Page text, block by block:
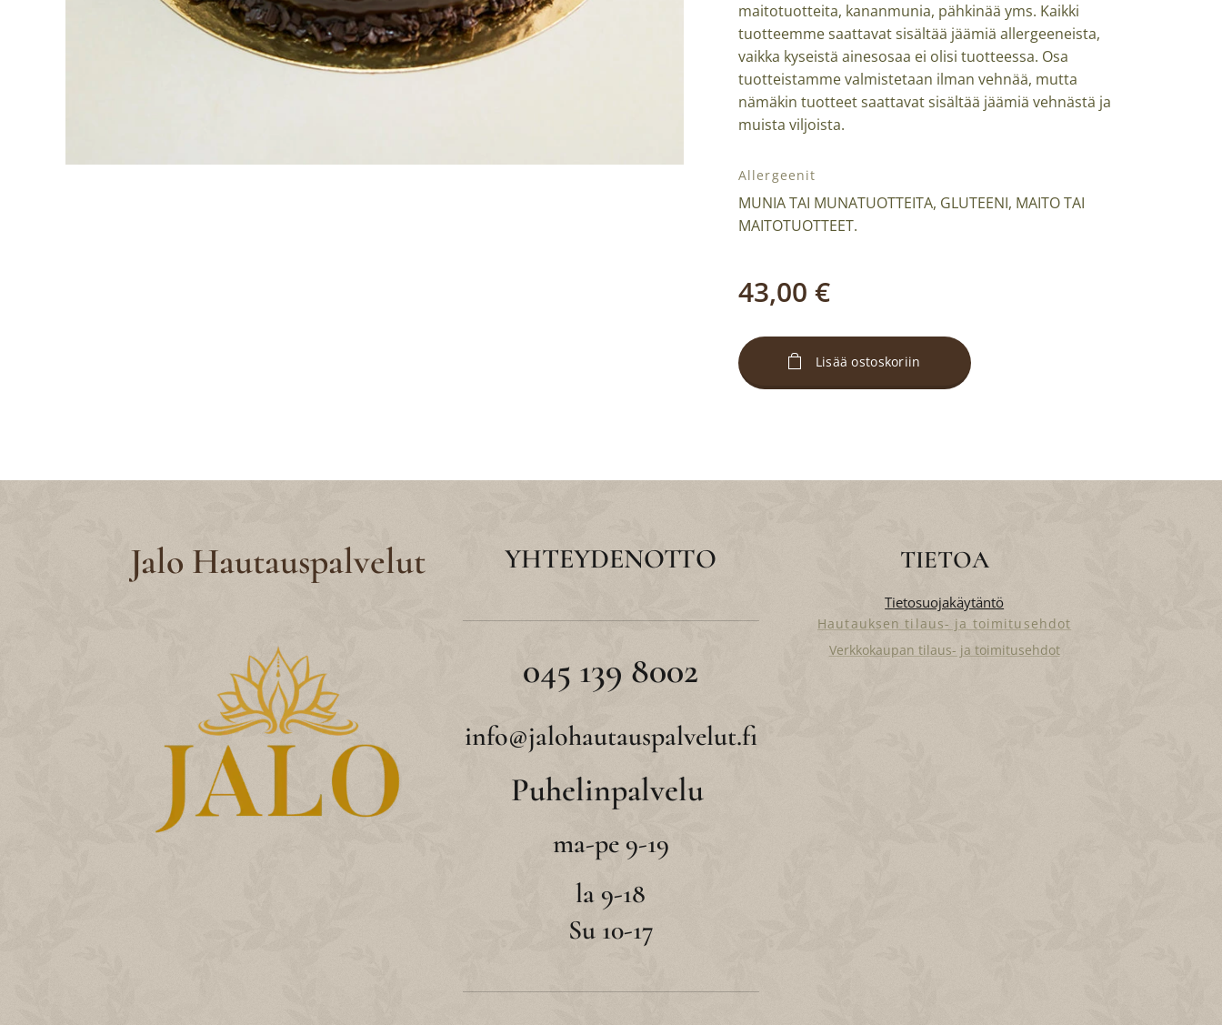
maitotuotteita, kananmunia, pähkinää yms. Kaikki
tuotteemme saattavat sisältää jäämiä allergeeneista,
vaikka kyseistä ainesosaa ei olisi tuotteessa. Osa
tuotteistamme valmistetaan ilman vehnää, mutta
nämäkin tuotteet saattavat sisältää jäämiä vehnästä ja
muista viljoista.
Allergeenit
MUNIA TAI MUNATUOTTEITA, GLUTEENI, MAITO TAI
MAITOTUOTTEET.
43,00 €
Lisää ostoskoriin
Jalo Hautauspalvelut YHTEYDENOTTO
045 139 8002
info@jalohautauspalvelut.fi
Puhelinpalvelu
ma-pe 9-19
la 9-18
Su 10-17
TIETOA
Tietosuojakäytäntö
Hautauksen tilaus- ja toimitusehdot
Verkkokaupan tilaus- ja toimitusehdot